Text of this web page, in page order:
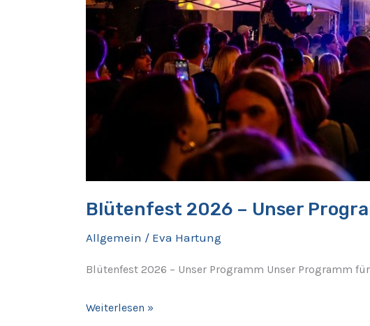
Blütenfest 2026 – Unser
Allgemein / Eva Hartung
Blütenfest 2026 – Unser Programm Unser Programm
Weiterlesen »